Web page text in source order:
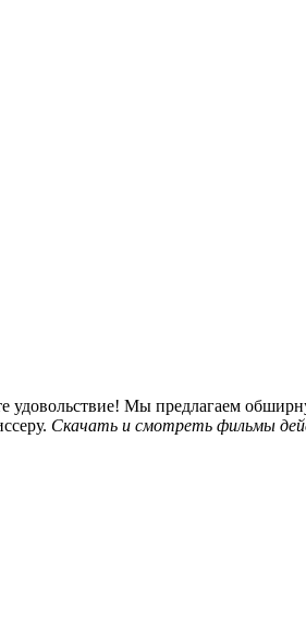
удовольствие! Мы предлагаем
Скачать и смотреть фильмы